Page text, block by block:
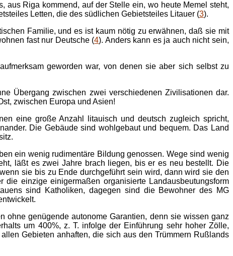
aus Riga kommend, auf der Stelle ein, wo heute Memel steht,
Letten, die des südlichen Gebietsteiles Litauer (3).
Familie, und es ist kaum nötig zu erwähnen, daß sie mit
fast nur Deutsche (4). Anders kann es ja auch nicht sein,
geworden war, von denen sie aber sich selbst zu
Übergang zwischen zwei verschiedenen Zivilisationen dar.
zwischen Europa und Asien!
eine große Anzahl litauisch und deutsch zugleich spricht,
Die Gebäude sind wohlgebaut und bequem. Das Land
ein wenig rudimentäre Bildung genossen. Wege sind wenig
läßt es zwei Jahre brach liegen, bis er es neu bestellt. Die
sie bis zu Ende durchgeführt sein wird, dann wird sie den
einzige einigermaßen organisierte Landausbeutungsform
sind Katholiken, dagegen sind die Bewohner des MG
ohne genügende autonome Garantien, denn sie wissen ganz
um 400%, z. T. infolge der Einführung sehr hoher Zölle,
Gebieten anhaften, die sich aus den Trümmern Rußlands